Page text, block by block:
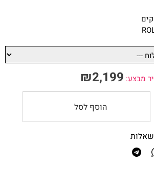
מבצע: ₪2,199
הוסף לסל